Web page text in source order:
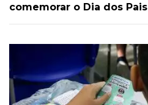
comemorar o Dia dos Pais